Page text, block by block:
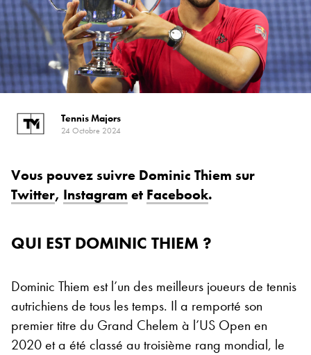
Tennis Majors
24 Octobre 2024
Vous pouvez suivre Dominic Thiem sur
Twitter, Instagram et Facebook.
QUI EST DOMINIC THIEM ?
Dominic Thiem est l’un des meilleurs joueurs de tennis
autrichiens de tous les temps. Il a remporté son
premier titre du Grand Chelem à l’US Open en
2020 et a été classé au troisième rang mondial, le